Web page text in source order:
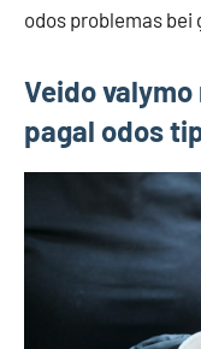
odos problemas bei
Veido
pagal odos